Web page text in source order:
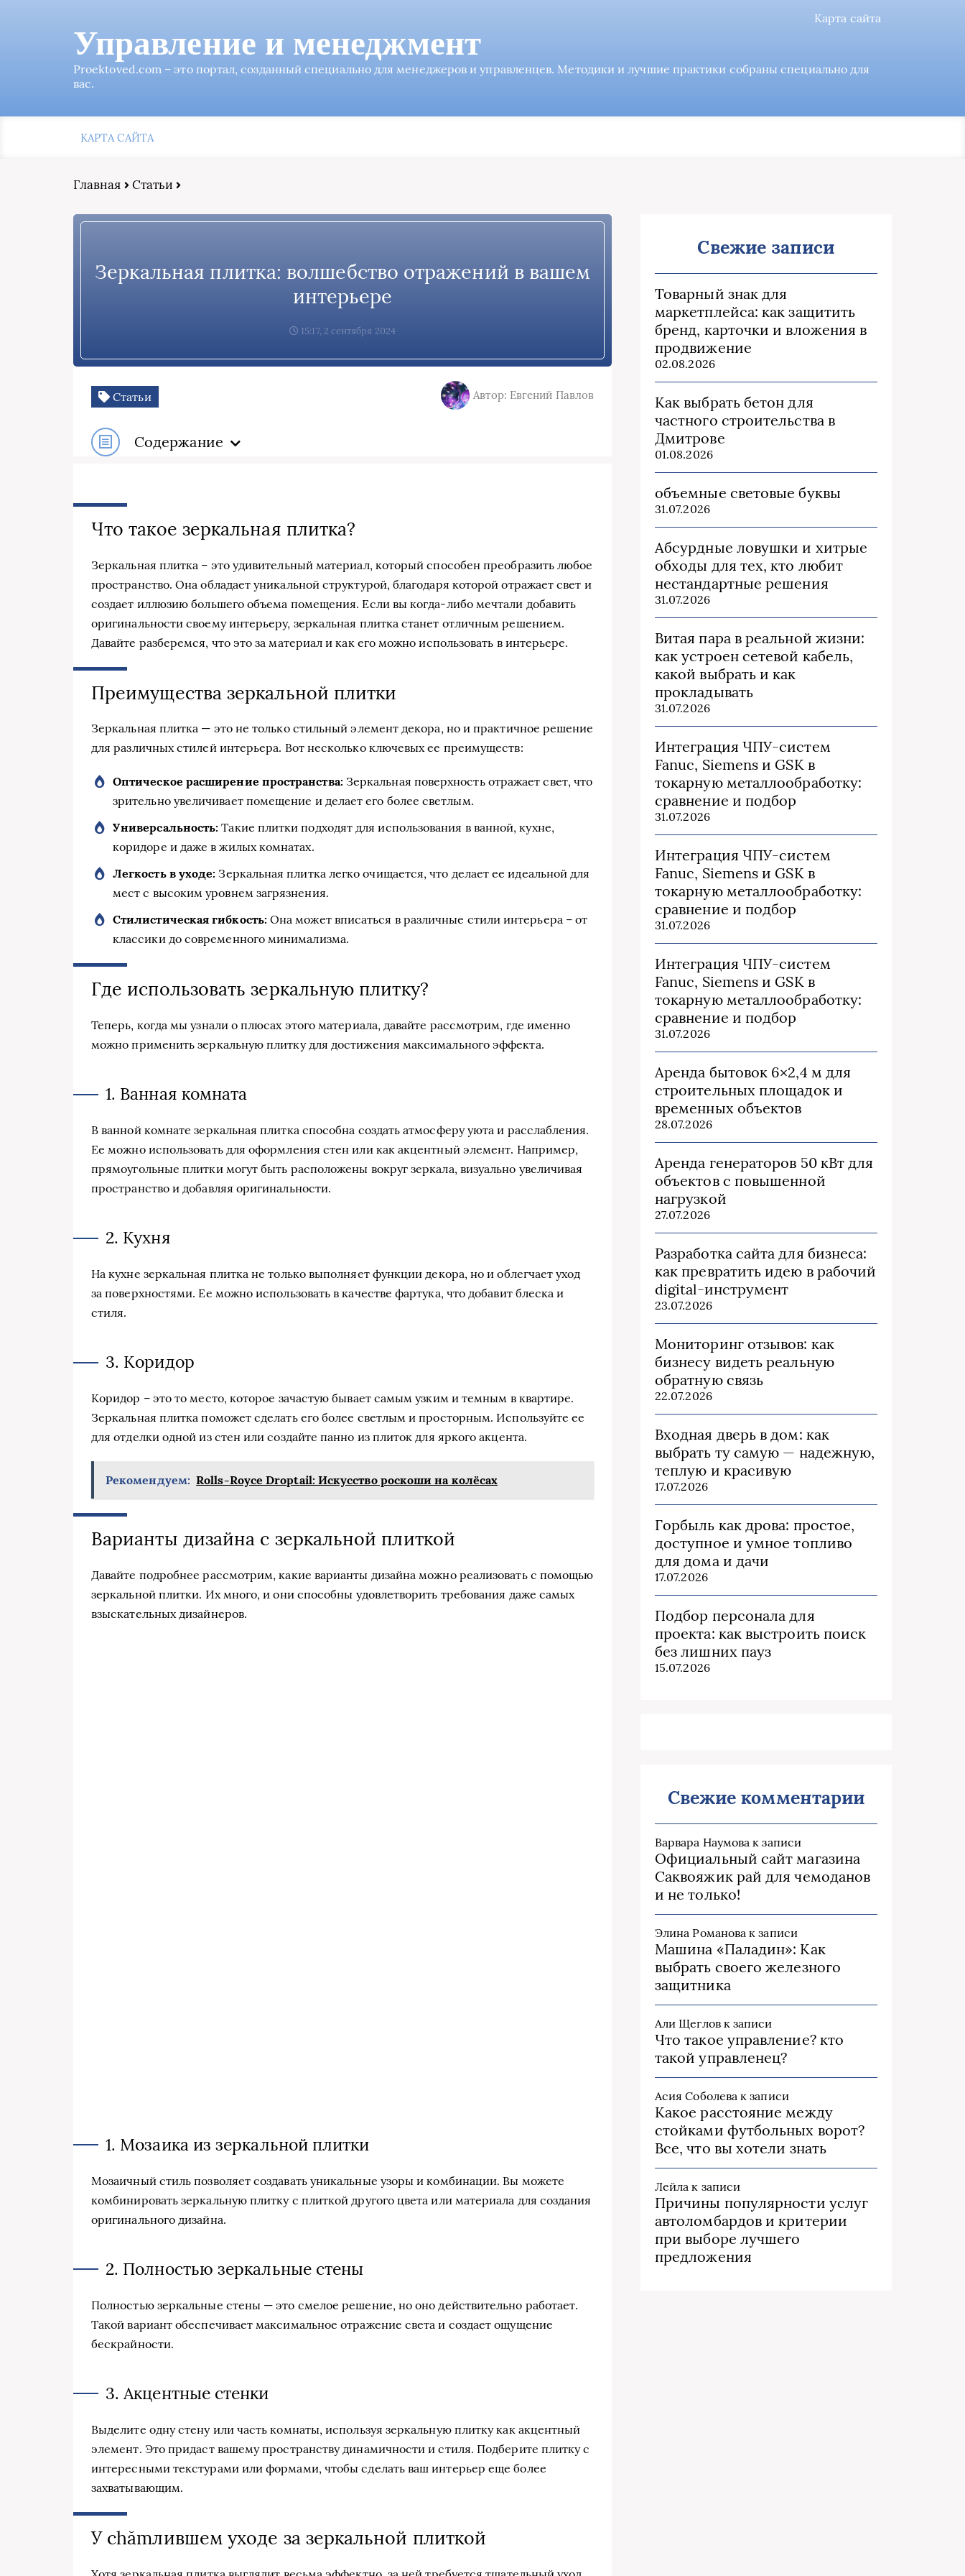
Карта сайта
Управление и менеджмент
Proektoved.com – это портал, созданный специально для менеджеров и управленцев. Методики и лучшие практики собраны специально для
вас.
КАРТА САЙТА
Главная Статьи
Зеркальная плитка: волшебство отражений в вашем
интерьере
15:17, 2 сентября 2024
Статьи Автор: Евгений Павлов
Содержание
Что такое зеркальная плитка?
Зеркальная плитка – это удивительный материал, который способен преобразить любое
пространство. Она обладает уникальной структурой, благодаря которой отражает свет и
создает иллюзию большего объема помещения. Если вы когда-либо мечтали добавить
оригинальности своему интерьеру, зеркальная плитка станет отличным решением.
Давайте разберемся, что это за материал и как его можно использовать в интерьере.
Преимущества зеркальной плитки
Зеркальная плитка — это не только стильный элемент декора, но и практичное решение
для различных стилей интерьера. Вот несколько ключевых ее преимуществ:
Оптическое расширение пространства: Зеркальная поверхность отражает свет, что
зрительно увеличивает помещение и делает его более светлым.
Универсальность: Такие плитки подходят для использования в ванной, кухне,
коридоре и даже в жилых комнатах.
Легкость в уходе: Зеркальная плитка легко очищается, что делает ее идеальной для
мест с высоким уровнем загрязнения.
Стилистическая гибкость: Она может вписаться в различные стили интерьера – от
классики до современного минимализма.
Где использовать зеркальную плитку?
Теперь, когда мы узнали о плюсах этого материала, давайте рассмотрим, где именно
можно применить зеркальную плитку для достижения максимального эффекта.
1. Ванная комната
В ванной комнате зеркальная плитка способна создать атмосферу уюта и расслабления.
Ее можно использовать для оформления стен или как акцентный элемент. Например,
прямоугольные плитки могут быть расположены вокруг зеркала, визуально увеличивая
пространство и добавляя оригинальности.
2. Кухня
На кухне зеркальная плитка не только выполняет функции декора, но и облегчает уход
за поверхностями. Ее можно использовать в качестве фартука, что добавит блеска и
стиля.
3. Коридор
Коридор – это то место, которое зачастую бывает самым узким и темным в квартире.
Зеркальная плитка поможет сделать его более светлым и просторным. Используйте ее
для отделки одной из стен или создайте панно из плиток для яркого акцента.
Рекомендуем: Rolls-Royce Droptail: Искусство роскоши на колёсах
Варианты дизайна с зеркальной плиткой
Давайте подробнее рассмотрим, какие варианты дизайна можно реализовать с помощью
зеркальной плитки. Их много, и они способны удовлетворить требования даже самых
взыскательных дизайнеров.
1. Мозаика из зеркальной плитки
Мозаичный стиль позволяет создавать уникальные узоры и комбинации. Вы можете
комбинировать зеркальную плитку с плиткой другого цвета или материала для создания
оригинального дизайна.
2. Полностью зеркальные стены
Полностью зеркальные стены — это смелое решение, но оно действительно работает.
Такой вариант обеспечивает максимальное отражение света и создает ощущение
бескрайности.
3. Акцентные стенки
Выделите одну стену или часть комнаты, используя зеркальную плитку как акцентный
элемент. Это придаст вашему пространству динамичности и стиля. Подберите плитку с
интересными текстурами или формами, чтобы сделать ваш интерьер еще более
захватывающим.
У chămлившем уходе за зеркальной плиткой
Свежие записи
Товарный знак для
маркетплейса: как защитить
бренд, карточки и вложения в
продвижение
02.08.2026
Как выбрать бетон для
частного строительства в
Дмитрове
01.08.2026
объемные световые буквы
31.07.2026
Абсурдные ловушки и хитрые
обходы для тех, кто любит
нестандартные решения
31.07.2026
Витая пара в реальной жизни:
как устроен сетевой кабель,
какой выбрать и как
прокладывать
31.07.2026
Интеграция ЧПУ-систем
Fanuc, Siemens и GSK в
токарную металлообработку:
сравнение и подбор
31.07.2026
Интеграция ЧПУ-систем
Fanuc, Siemens и GSK в
токарную металлообработку:
сравнение и подбор
31.07.2026
Интеграция ЧПУ-систем
Fanuc, Siemens и GSK в
токарную металлообработку:
сравнение и подбор
31.07.2026
Аренда бытовок 6×2,4 м для
строительных площадок и
временных объектов
28.07.2026
Аренда генераторов 50 кВт для
объектов с повышенной
нагрузкой
27.07.2026
Разработка сайта для бизнеса:
как превратить идею в рабочий
digital-инструмент
23.07.2026
Мониторинг отзывов: как
бизнесу видеть реальную
обратную связь
22.07.2026
Входная дверь в дом: как
выбрать ту самую — надежную,
теплую и красивую
17.07.2026
Горбыль как дрова: простое,
доступное и умное топливо
для дома и дачи
17.07.2026
Подбор персонала для
проекта: как выстроить поиск
без лишних пауз
15.07.2026
Свежие комментарии
Варвара Наумова к записи
Официальный сайт магазина
Саквояжик рай для чемоданов
и не только!
Элина Романова к записи
Машина «Паладин»: Как
выбрать своего железного
защитника
Али Щегловк записи
Что такое управление? кто
такой управленец?
Асия Соболева к записи
Какое расстояние между
стойками футбольных ворот?
Все, что вы хотели знать
Лейла к записи
Причины популярности услуг
автоломбардов и критерии
при выборе лучшего
предложения